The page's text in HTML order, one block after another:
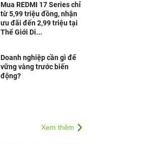
Mua REDMI 17 Series chỉ
từ 5,99 triệu đồng, nhận
ưu đãi đến 2,99 triệu tại
Thế Giới Di...
Doanh nghiệp cần gì để
vững vàng trước biến
động?
Xem thêm